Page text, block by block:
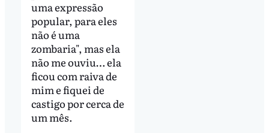
uma expressão
popular, para eles
não é uma
zombaria", mas ela
não me ouviu… ela
ficou com raiva de
mim e fiquei de
castigo por cerca de
um mês.